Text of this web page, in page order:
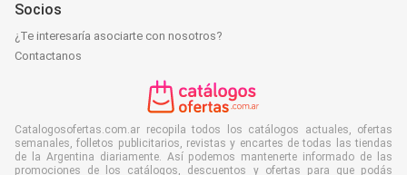
Socios
¿Te interesaría asociarte con nosotros?
Contactanos
Catalogosofertas.com.ar recopila todos los catálogos actuales, ofertas
semanales, folletos publicitarios, revistas y encartes de todas las tiendas
de la Argentina diariamente. Así podemos mantenerte informado de las
promociones de los catálogos, descuentos y ofertas para que podás